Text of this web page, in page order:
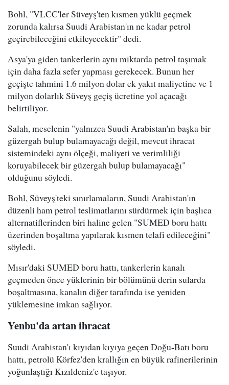
Bohl, "VLCC'ler Süveyş'ten kısmen yüklü geçmek
zorunda kalırsa Suudi Arabistan'ın ne kadar petrol
geçirebileceğini etkileyecektir" dedi.
Asya'ya giden tankerlerin aynı miktarda petrol taşımak
için daha fazla sefer yapması gerekecek. Bunun her
geçişte tahmini 1.6 milyon dolar ek yakıt maliyetine ve 1
milyon dolarlık Süveyş geçiş ücretine yol açacağı
belirtiliyor.
Salah, meselenin "yalnızca Suudi Arabistan'ın başka bir
güzergah bulup bulamayacağı değil, mevcut ihracat
sistemindeki aynı ölçeği, maliyeti ve verimliliği
koruyabilecek bir güzergah bulup bulamayacağı"
olduğunu söyledi.
Bohl, Süveyş'teki sınırlamaların, Suudi Arabistan'ın
düzenli ham petrol teslimatlarını sürdürmek için başlıca
alternatiflerinden biri haline gelen "SUMED boru hattı
üzerinden boşaltma yapılarak kısmen telafi edileceğini"
söyledi.
Mısır'daki SUMED boru hattı, tankerlerin kanalı
geçmeden önce yüklerinin bir bölümünü derin sularda
boşaltmasına, kanalın diğer tarafında ise yeniden
yüklemesine imkan sağlıyor.
Yenbu'da artan ihracat
Suudi Arabistan'ı kıyıdan kıyıya geçen Doğu-Batı boru
hattı, petrolü Körfez'den krallığın en büyük rafinerilerinin
yoğunlaştığı Kızıldeniz'e taşıyor.